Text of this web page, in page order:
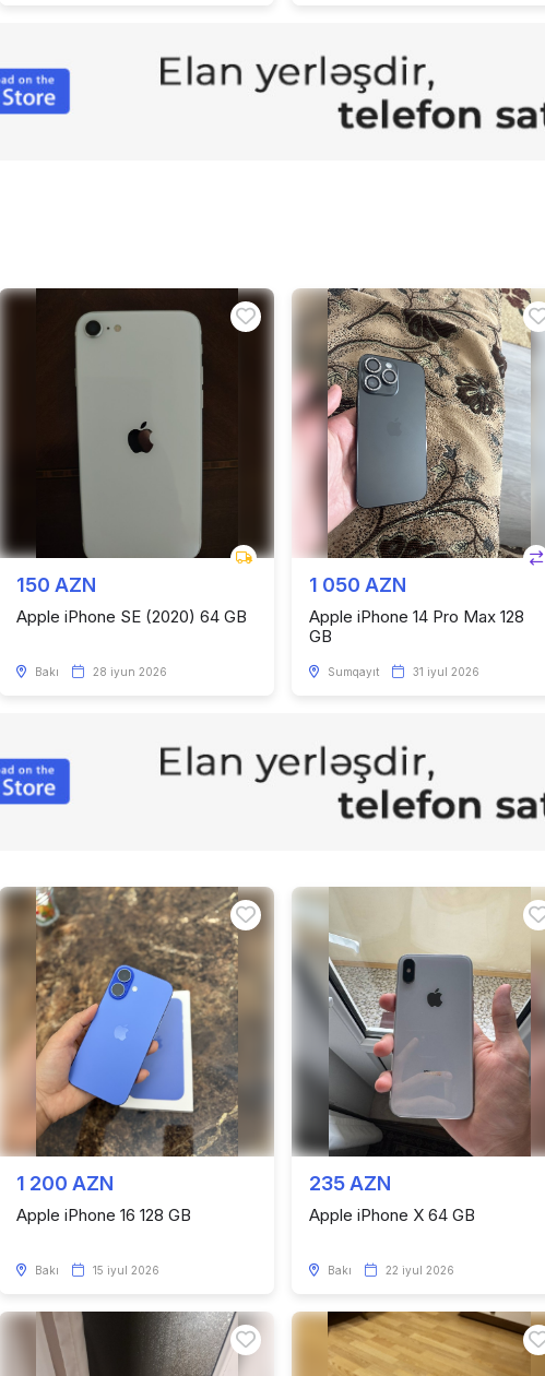
150 AZN
Apple iPhone SE (2020) 64 GB
Bakı 28 iyun 2026
1 050 AZN
Apple iPhone 14 Pro Max 128
GB
Sumqayıt 31 iyul 2026
1 200 AZN
Apple iPhone 16 128 GB
Bakı 15 iyul 2026
235 AZN
Apple iPhone X 64 GB
Bakı 22 iyul 2026